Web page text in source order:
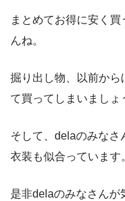
まとめてお得に安く
んね。
掘り出し物、以前か
て買ってしまいましょ
そして、delaのみなさ
衣装も似合っています
是非delaのみなさんが